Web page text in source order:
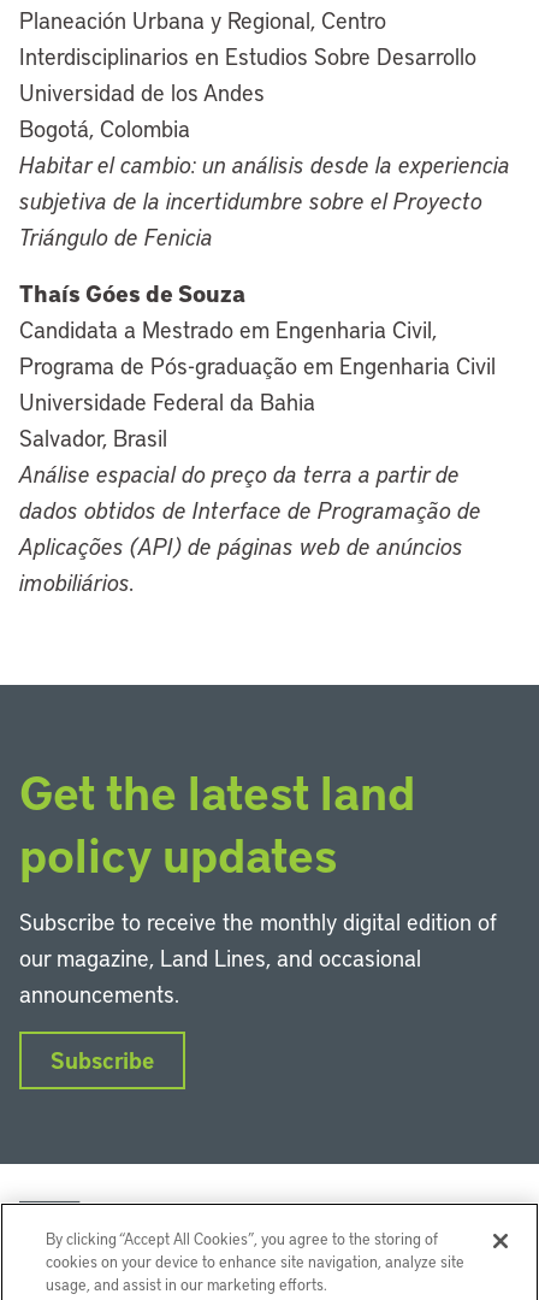
Planeación Urbana y Regional, Centro
Interdisciplinarios en Estudios Sobre Desarrollo
Universidad de los Andes
Bogotá, Colombia
Habitar el cambio: un análisis desde la experiencia
subjetiva de la incertidumbre sobre el Proyecto
Triángulo de Fenicia
Thaís Góes de Souza
Candidata a Mestrado em Engenharia Civil,
Programa de Pós-graduação em Engenharia Civil
Universidade Federal da Bahia
Salvador, Brasil
Análise espacial do preço da terra a partir de
dados obtidos de Interface de Programação de
Aplicações (API) de páginas web de anúncios
imobiliários.
Get the latest land
policy updates
Subscribe to receive the monthly digital edition of
our magazine, Land Lines, and occasional
announcements.
Subscribe
By clicking “Accept All Cookies”, you agree to the storing of
cookies on your device to enhance site navigation, analyze site
usage, and assist in our marketing efforts.